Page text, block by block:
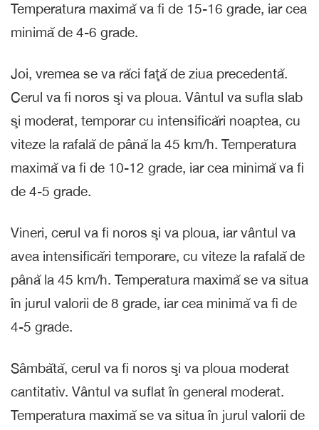
Temperatura maximă va fi de 15-16 grade, iar cea
minimă de 4-6 grade.
Joi, vremea se va răci faţă de ziua precedentă.
Cerul va fi noros şi va ploua. Vântul va sufla slab
şi moderat, temporar cu intensificări noaptea, cu
viteze la rafală de până la 45 km/h. Temperatura
maximă va fi de 10-12 grade, iar cea minimă va fi
de 4-5 grade.
Vineri, cerul va fi noros şi va ploua, iar vântul va
avea intensificări temporare, cu viteze la rafală de
până la 45 km/h. Temperatura maximă se va situa
în jurul valorii de 8 grade, iar cea minimă va fi de
4-5 grade.
Sâmbătă, cerul va fi noros şi va ploua moderat
cantitativ. Vântul va suflat în general moderat.
Temperatura maximă se va situa în jurul valorii de